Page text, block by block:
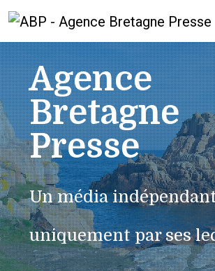
Agence
Bretagne
Presse
Un média
uniquement par ses